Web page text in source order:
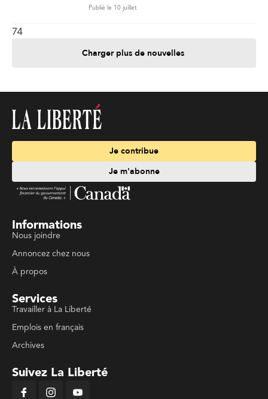
Publié le 10 juillet
74
Charger plus de nouvelles
Je contribue
Je m'abonne
Informations
Nous joindre
Annoncez chez nous
À propos
Services
Travailler à La Liberté
Emplois en français
Archives
Suivez La Liberté